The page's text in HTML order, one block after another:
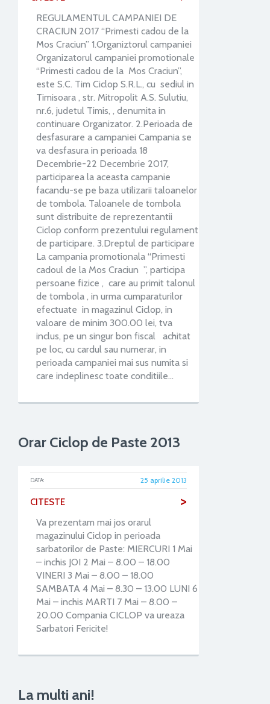
REGULAMENTUL CAMPANIEI DE
CRACIUN 2017 “Primesti cadou de la
Mos Craciun” 1.Organiztorul campaniei
Organizatorul campaniei promotionale
“Primesti cadou de la Mos Craciun”,
este S.C. Tim Ciclop S.R.L., cu sediul in
Timisoara , str. Mitropolit A.S. Sulutiu,
nr.6, judetul Timis, , denumita in
continuare Organizator. 2.Perioada de
desfasurare a campaniei Campania se
va desfasura in perioada 18
Decembrie-22 Decembrie 2017,
participarea la aceasta campanie
facandu-se pe baza utilizarii taloanelor
de tombola. Taloanele de tombola
sunt distribuite de reprezentantii
Ciclop conform prezentului regulament
de participare. 3.Dreptul de participare
La campania promotionala “Primesti
cadoul de la Mos Craciun ”, participa
persoane fizice , care au primit talonul
de tombola , in urma cumparaturilor
efectuate in magazinul Ciclop, in
valoare de minim 300.00 lei, tva
inclus, pe un singur bon fiscal achitat
pe loc, cu cardul sau numerar, in
perioada campaniei mai sus numita si
care indeplinesc toate conditiile…
Orar Ciclop de Paste 2013
DATA: 25 aprilie 2013
CITESTE >
Va prezentam mai jos orarul
magazinului Ciclop in perioada
sarbatorilor de Paste: MIERCURI 1 Mai
– inchis JOI 2 Mai – 8.00 – 18.00
VINERI 3 Mai – 8.00 – 18.00
SAMBATA 4 Mai – 8.30 – 13.00 LUNI 6
Mai – inchis MARTI 7 Mai – 8.00 –
20.00 Compania CICLOP va ureaza
Sarbatori Fericite!
La multi ani!